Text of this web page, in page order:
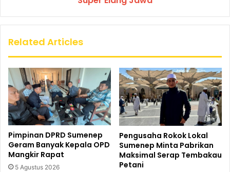
Related Articles
Pimpinan DPRD Sumenep
Geram Banyak Kepala OPD
Mangkir Rapat
5 Agustus 2026
Pengusaha Rokok Lokal
Sumenep Minta Pabrikan
Maksimal Serap Tembakau
Petani